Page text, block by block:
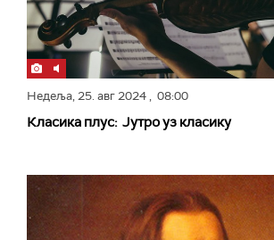
Недеља,25. авг 2024, 08:00
Класика плус: Јутро уз класику